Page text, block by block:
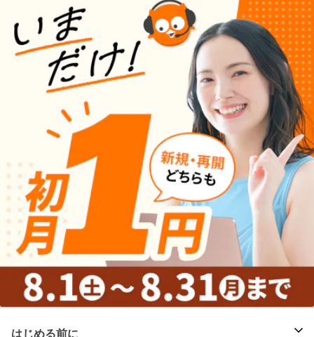
はじめる前に